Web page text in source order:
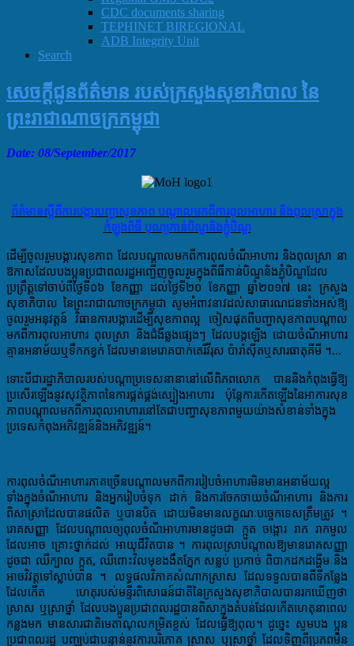
CDC documents sharing
TEPHINET BIREGIONAL
ADB Integrity Unit
Search
សេចក្ដីជូនព័ត៌មាន របស់ក្រសួងសុខាភិបាល នៃ
ព្រះរាជាណាចក្រកម្ពុជា
Date: 08/September/2017
ព័ត៌មានស្តីពីការបង្ការបញ្ហាសុខភាព បណ្តាលមកពីការពុលអាហារ និងពុលស្រាក្នុង
កំឡុងពិធី បុណ្យកាន់បិណ្ឌនិងភ្ជុំបិណ្ឌ
ដើម្បីចូលរួមបង្ការសុខភាព ដែលបណ្តាលមកពីការពុលចំណីអាហារ និងពុលស្រា នា
ឱកាសដែលបងប្អូន​ប្រជាពលរដ្ឋអញ្ជើញ​ចូលរួម​ក្នុងពីធីកាន់បិណ្ឌនិងភ្ជុំបិណ្ឌដែល
ប្រព្រឹត្តទៅចាប់ពីថ្ងៃទី០៦ ខែកញ្ញា ដល់ថ្ងៃទី២០ ខែកញ្ញា​ ឆ្នាំ២០១៧ នេះ ក្រសួង
សុខាភិបាល នៃព្រះរាជាណាចក្រកម្ពុជា សូមអំពាវនាវ​ដល់​សាធារណជនទាំងអស់ឱ្យ
ចូលរួម​អនុវត្តន៍ វិធាន​ការបង្ការដើម្បីសុខភាពល្អ ចៀសផុតពីបញ្ហាសុខភាពបណ្តាល​​
មកពីការពុលអាហារ ពុលស្រា និងជំងឺឆ្លងផ្សេងៗ ដែល​បង្កឡើង ដោយចំណីអាហារ
គ្មានអនាម័យឬទឹកកខ្វក់ ដែល​មាន​មេរោគបាក់តេរីវីរុស ប៉ារ៉ាស៊ីតឬ​សារធាតុគីមី ។...
ទោះបីជារដ្ឋាភិបាលរបស់បណ្តាប្រទេសនានានៅលើពិភពលោក បាននិងកំពុងធ្វើឱ្យ
ប្រសើរឡើងនូវសុវត្ថិភាពនៃការផ្គត់ផ្គង់ស្បៀងអាហារ ប៉ុន្តែការកើតឡើងនៃអាការសុខ
ភាពបណ្តាលមកពីការពុលអាហារនៅតែជាបញ្ហាសុខភាពមួយយ៉ាងសំខាន់ទាំងក្នុង
ប្រទេសកំពុងអភិវឌ្ឍន៍និងអភិវឌ្ឍន៍។
ការពុលចំណីអាហារភាគច្រើនបណ្តាល​មកពីការ​រៀបចំអាហារមិនមានអនាម័យល្អ
ទាំងក្នុងចំណីអាហារ និងអ្នករៀបចំទុក ដាក់ និងការចែកចាយចំណីអាហារ និងការ
ពិសាស្រាដែលបានផលិត ឬបានបិត ដោយមិនមានលក្ខណៈបច្ចេកទេសត្រឹមត្រូវ ។​
រោគសញ្ញា​ ដែល​បណ្តាលឲ្យពុលចំណីអាហារមានដូចជា ក្អួត ចង្អោរ រាក រាកមួល
ដែលអាច គ្រោះថ្នាក់ដល់ អាយុជីវិតបាន ។ ការពុលស្រាបណ្តាលឱ្យមាន​រោគសញ្ញា​​​
ដូចជា ឈឺក្បាល ក្អួត, ឈឺពោះវិលមុខ​ងងឹតភ្នែក សន្លប់ ប្រកាច់ ពិបាកដកដង្ហើម​ និង
អាច​វិវត្ត​ទៅស្លាប់បាន ។ លទ្ធផលវិភាគសំណាកស្រាស ដែលទទួលបានពីទីកន្លែង
ដែលកើត ហេតុ​របស់​មន្ទីរពិសោធន៍ជាតិ​នៃ​ក្រសួងសុខាភិបាលបានរកឃើញថា
ស្រាស ឬស្រាថ្នាំ ដែលបងប្អូនប្រជាពលរដ្ឋបានពិសា​ក្នុងតំបន់​ដែលកើត​ហេតុនាពេល
កន្លងមក មានសារជាតិមេតាណុលកម្រិតខ្ពស់ ដែលធ្វើឱ្យពុល។ ដូច្នេះ សូមបង ប្អូន
ប្រជាពលរដ្ឋ បញ្ឈប់ជាបន្ទាន់នូវការបរិភោគ ស្រាស ឬស្រាថ្នាំ ដែលទិញពីប្រភពមិន